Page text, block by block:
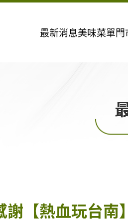
最新消息美味菜單門
謝【熱血玩台